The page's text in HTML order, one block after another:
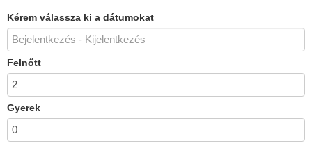
Kérem válassza ki a dátumokat
Felnőtt
Gyerek